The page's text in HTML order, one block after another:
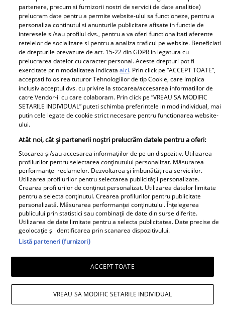
ASTRO FUN
Horoscop chinezesc 2024: Cele mai
norocoase zodii în Anul Dragonului
Primești pe e-mail cele mai
importante articole apărute pe
Unica.ro!
ABONEAZĂ-TE LA NEWSLETTER
Urmărește-ne pe Facebook Like
partenere, precum si furnizorii nostri de servicii de date analitice)
prelucram date pentru a permite website-ului sa functioneze, pentru a
personaliza continutul si anunturile publicitare afisate in functie de
interesele si/sau profilul dvs., pentru a va oferi functionalitati aferente
retelelor de socializare si pentru a analiza traficul pe website. Beneficiati
de drepturile prevazute de art. 15-22 din GDPR in legatura cu
prelucrarea datelor cu caracter personal. Aceste drepturi pot fi
exercitate prin modalitatea indicataaici. Prin click pe “ACCEPT TOATE”,
acceptati folosirea tuturor Tehnologiilor de tip Cookie, care implica
inclusiv acceptul dvs. cu privire la stocarea/accesarea informatiilor de
catre Vendor-ii cu care colaboram. Prin click pe “VREAU SA MODIFIC
SETARILE INDIVIDUAL” puteti schimba preferintele in mod individual, mai
putin cele legate de cookie strict necesare pentru functionarea website-
ului.
Atât noi, cât și partenerii noștri prelucrăm datele pentru a oferi:
Stocarea și/sau accesarea informațiilor de pe un dispozitiv. Utilizarea
profilurilor pentru selectarea conținutului personalizat. Măsurarea
performanței reclamelor. Dezvoltarea și îmbunătățirea serviciilor.
Utilizarea profilurilor pentru selectarea publicității personalizate.
Crearea profilurilor de conținut personalizat. Utilizarea datelor limitate
pentru a selecta conținutul. Crearea profilurilor pentru publicitate
personalizată. Măsurarea performanței conținutului. Înțelegerea
publicului prin statistici sau combinații de date din surse diferite.
Utilizarea de date limitate pentru a selecta publicitatea. Date precise de
geolocație și identificarea prin scanarea dispozitivului.
Listă parteneri (furnizori)
ACCEPT TOATE
VREAU SA MODIFIC SETARILE INDIVIDUAL